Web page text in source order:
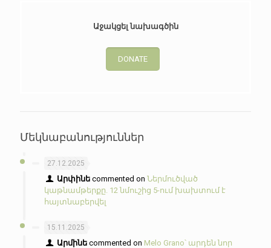
Աջակցել նախագծին
DONATE
Մեկնաբանություններ
27.12.2025
Արփինե commented onՆերմուծված
կաթնամթերքը. 12 նմուշից 5-ում խախտում է
հայտնաբերվել
15.11.2025
Արմինե commented on Melo Grano՝ արդեն նոր